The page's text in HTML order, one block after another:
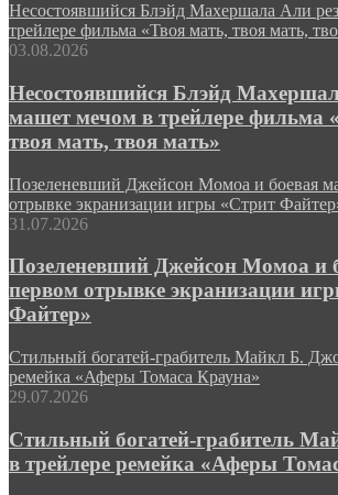
Несостоявшийся Блэйд Махершала Али
трейлере фильма «Твоя мать, твоя мать,
03.08.2026
Несостоявшийся Блэйд
машет мечом в трейлере фильма
твоя мать, твоя мать»
Позеленевший Джейсон Момоа и боевая
отрывке экранизации игры «Стрит
31.07.2026
Позеленевший Джейсон Момоа и
первом отрывке экранизации
Файтер»
Стильный богатей-грабитель Майкл Б.
ремейка «Аферы Томаса Крауна»
29.07.2026
Стильный богатей-грабитель
в трейлере ремейка «Аферы